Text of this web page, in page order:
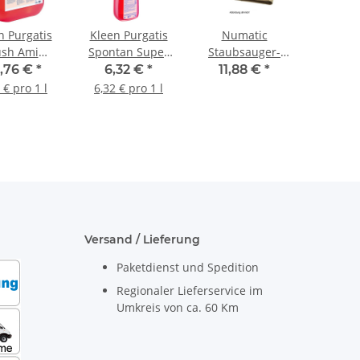
Purgatis
Ami
€ *
€ pro 1 l
Kleen Purgatis
Spontan Super
Sanitärgrundreiniger
1 l/Flasche
6,32 € *
6,32 € pro 1 l
Numatic
Staubsauger-
Filterbeutel
11,88 € *
Versand / Lieferung
Paketdienst und Spedition
Regionaler Lieferservice im
Umkreis von ca. 60 Km